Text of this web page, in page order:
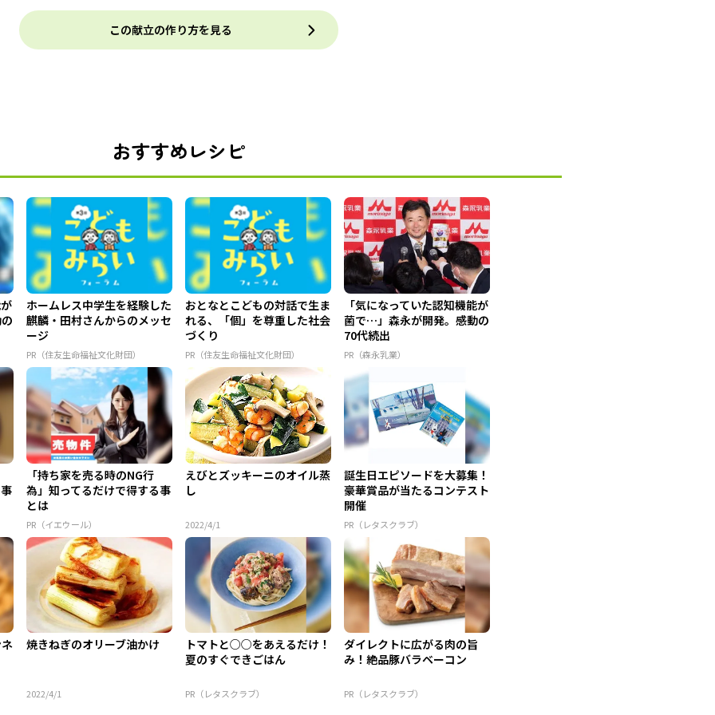
この献立の作り方を見る
おすすめレシピ
ホームレス中学生を経験した
麒麟・田村さんからのメッセ
ージ
PR（住友生命福祉文化財団）
おとなとこどもの対話で生ま
れる、「個」を尊重した社会
づくり
PR（住友生命福祉文化財団）
「気になっていた認知機能が
菌で…」森永が開発。感動の
70代続出
PR（森永乳業）
「持ち家を売る時のNG行
為」知ってるだけで得する事
とは
PR（イエウール）
えびとズッキーニのオイル蒸
し
2022/4/1
誕生日エピソードを大募集！
豪華賞品が当たるコンテスト
開催
PR（レタスクラブ）
焼きねぎのオリーブ油かけ
2022/4/1
トマトと○○をあえるだけ！
夏のすぐできごはん
PR（レタスクラブ）
ダイレクトに広がる肉の旨
み！絶品豚バラベーコン
PR（レタスクラブ）